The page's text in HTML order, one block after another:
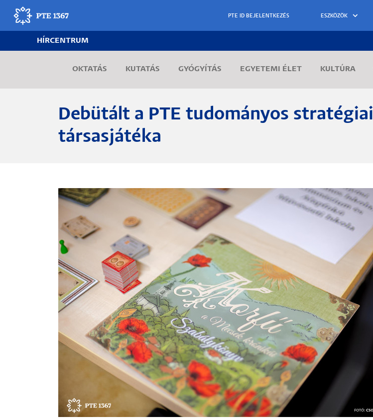
Ugrás
tartalomra
ESZKÖZÖK
Kutatás
Gyógyítás
Adminisztráció
Munkatársak
Hallgatók
Alumni
Felvételizők
HÍRCENTRUM
OKTATÁS KUTATÁS GYÓGYÍTÁS EGYETEMI ÉLET KULTÚRA
Debütált a PTE tudományos stratégiai
társasjátéka